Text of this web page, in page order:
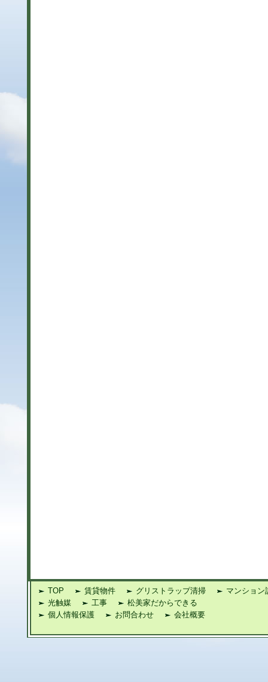
TOP 賃貸物件 グリストラップ清掃
マンション
光触媒
工事
松美家だからできる
個人情報保護
お問合わせ 会社概要